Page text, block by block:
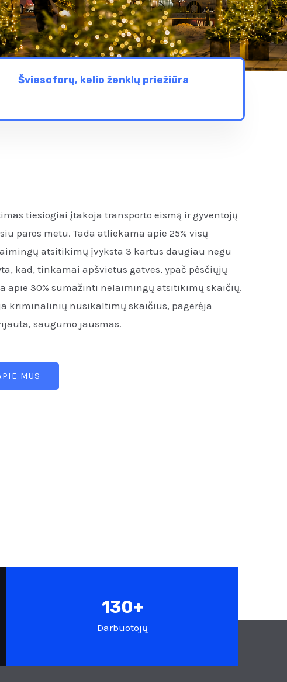
Šviesoforų, kelio ženklų priežiūra
tiesiogiai įtakoja transporto eismą ir gyventojų
paros metu. Tada atliekama apie 25% visų
atsitikimų įvyksta 3 kartus daugiau negu
kad, tinkamai apšvietus gatves, ypač pėsčiųjų
apie 30% sumažinti nelaimingų atsitikimų skaičių.
kriminalinių nusikaltimų skaičius, pagerėja
saugumo jausmas.
MUS
130+
Darbuotojų